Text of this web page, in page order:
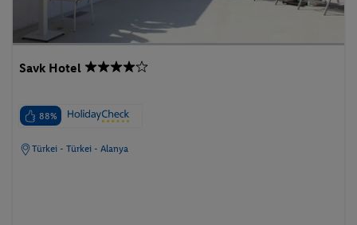
Savk Hotel
88%
Türkei - Türkei - Alanya